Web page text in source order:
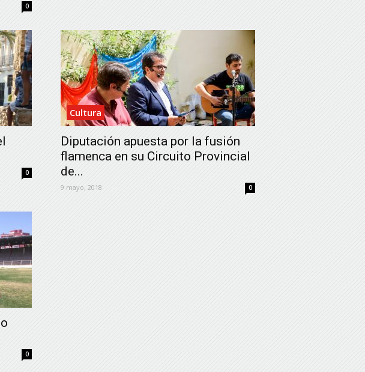
0
0
Cultura
Diputación apuesta por la fusión
flamenca en su Circuito Provincial
de...
9 mayo, 2018 0
0